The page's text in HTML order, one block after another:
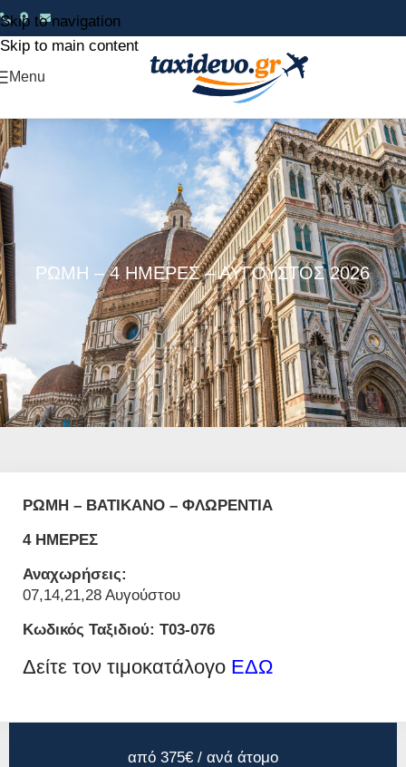
Skip to navigation
Skip to main content
Menu
ΡΩΜΗ – 4 ΗΜΕΡΕΣ – ΑΥΓΟΥΣΤΟΣ 2026
ΡΩΜΗ – ΒΑΤΙΚΑΝΟ – ΦΛΩΡΕΝΤΙΑ
4 ΗΜΕΡΕΣ
Αναχωρήσεις:
07,14,21,28 Αυγούστου
Κωδικός Ταξιδιού: T03-076
Δείτε τον τιμοκατάλογο ΕΔΩ
από 375€ / ανά άτομο